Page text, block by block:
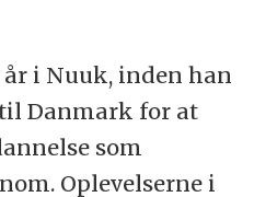
i Nuuk, inden han
Danmark for at
som
Oplevelserne i